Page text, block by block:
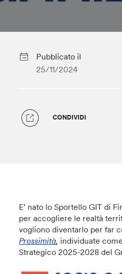
Pubblicato il
25/11/2024
CONDIVIDI
E’ nato lo Sportello GIT di
per accogliere le realtà
vogliono diventarlo per far
Prossimità, individuate
Strategico 2025-2028 del